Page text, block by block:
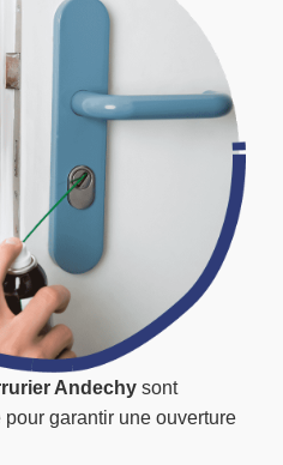
Andechy sont
garantir une ouverture